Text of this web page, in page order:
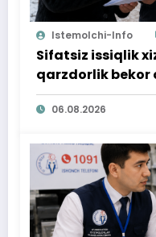
Istemolchi-Info
Sifatsiz issiqlik
qarzdorlik bekor
06.08.2026